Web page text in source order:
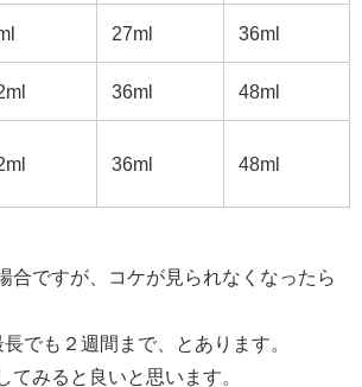
27ml 36ml
36ml 48ml
36ml 48ml
合ですが、コケが見られなくなったら
でも２週間まで、とあります。
てみると良いと思います。